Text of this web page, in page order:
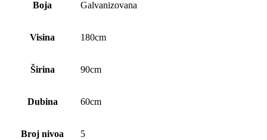
Boja Galvanizovana
Visina 180cm
Širina 90cm
Dubina 60cm
Broj nivoa 5